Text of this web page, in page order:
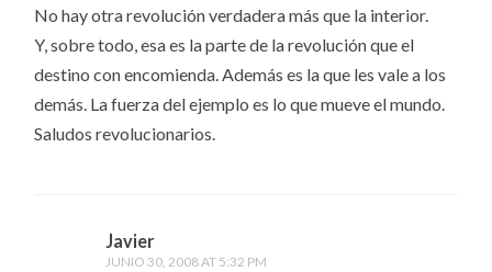
No hay otra revolución verdadera más que la interior.
Y, sobre todo, esa es la parte de la revolución que el
destino con encomienda. Además es la que les vale a los
demás. La fuerza del ejemplo es lo que mueve el mundo.
Saludos revolucionarios.
Javier
JUNIO 30, 2008 AT 5:32 PM